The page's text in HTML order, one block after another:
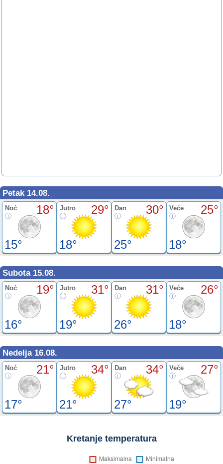
Petak 14.08.
Noć 18°
15°
Jutro 29°
18°
Dan 30°
25°
Veče 25°
18°
Subota 15.08.
Noć 19°
16°
Jutro 31°
19°
Dan 31°
26°
Veče 26°
18°
Nedelja 16.08.
Noć 21°
17°
Jutro 34°
21°
Dan 34°
27°
Veče 27°
19°
Kretanje temperatura